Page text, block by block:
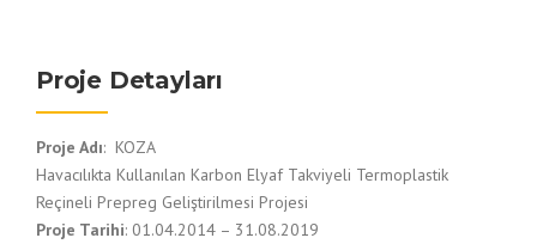
Proje Detayları
Proje Adı: KOZA
Havacılıkta Kullanılan Karbon Elyaf Takviyeli Termoplastik
Reçineli Prepreg Geliştirilmesi Projesi
Proje Tarihi: 01.04.2014 – 31.08.2019